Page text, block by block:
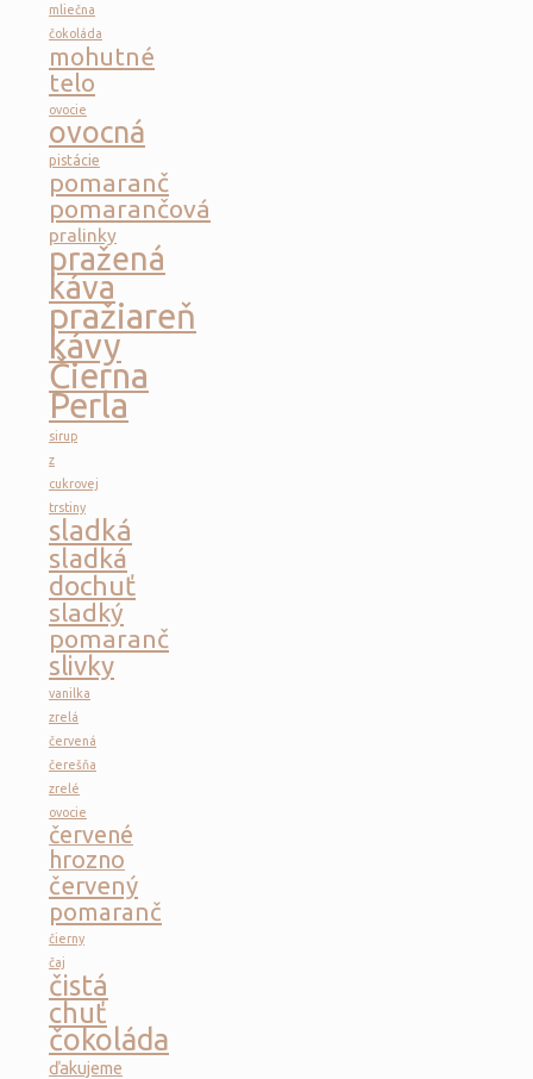
mliečna
čokoláda
mohutné
telo
ovocie
ovocná
pistácie
pomaranč
pomarančová
pralinky
pražená
káva
pražiareň
kávy
Čierna
Perla
sirup
z
cukrovej
trstiny
sladká
sladká
dochuť
sladký
pomaranč
slivky
vanilka
zrelá
červená
čerešňa
zrelé
ovocie
červené
hrozno
červený
pomaranč
čierny
čaj
čistá
chuť
čokoláda
ďakujeme